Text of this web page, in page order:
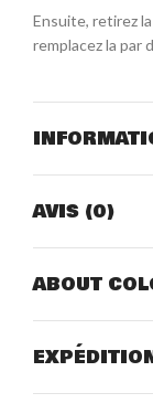
Ensuite, retirez
remplacez la par
AVIS (0)
ABOUT